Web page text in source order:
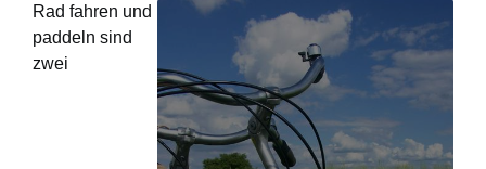
Rad fahren und
paddeln sind
zwei